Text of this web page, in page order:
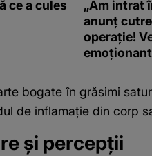
ce a cules
„Am intrat
anunț
operație!
bogate în grăsimi
de inflamație din corp
și percepții